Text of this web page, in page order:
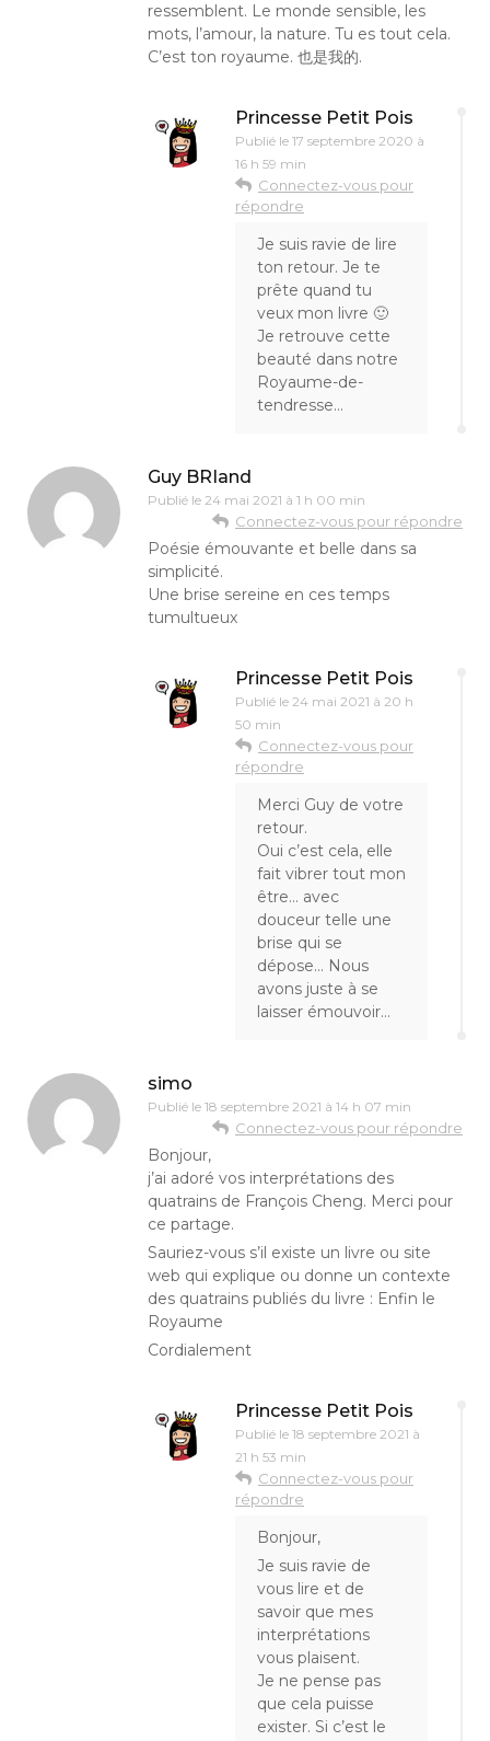
ressemblent. Le monde sensible, les
mots, l’amour, la nature. Tu es tout cela.
C’est ton royaume. 也是我的.
Princesse Petit Pois
Publié le 17 septembre 2020 à
16 h 59 min
Connectez-vous pour
répondre
Je suis ravie de lire
ton retour. Je te
prête quand tu
veux mon livre 🙂
Je retrouve cette
beauté dans notre
Royaume-de-
tendresse…
Guy BRIand
Publié le 24 mai 2021 à 1 h 00 min
Connectez-vous pour répondre
Poésie émouvante et belle dans sa
simplicité.
Une brise sereine en ces temps
tumultueux
Princesse Petit Pois
Publié le 24 mai 2021 à 20 h
50 min
Connectez-vous pour
répondre
Merci Guy de votre
retour.
Oui c’est cela, elle
fait vibrer tout mon
être… avec
douceur telle une
brise qui se
dépose… Nous
avons juste à se
laisser émouvoir…
simo
Publié le 18 septembre 2021 à 14 h 07 min
Connectez-vous pour répondre
Bonjour,
j’ai adoré vos interprétations des
quatrains de François Cheng. Merci pour
ce partage.
Sauriez-vous s’il existe un livre ou site
web qui explique ou donne un contexte
des quatrains publiés du livre : Enfin le
Royaume
Cordialement
Princesse Petit Pois
Publié le 18 septembre 2021 à
21 h 53 min
Connectez-vous pour
répondre
Bonjour,
Je suis ravie de
vous lire et de
savoir que mes
interprétations
vous plaisent.
Je ne pense pas
que cela puisse
exister. Si c’est le